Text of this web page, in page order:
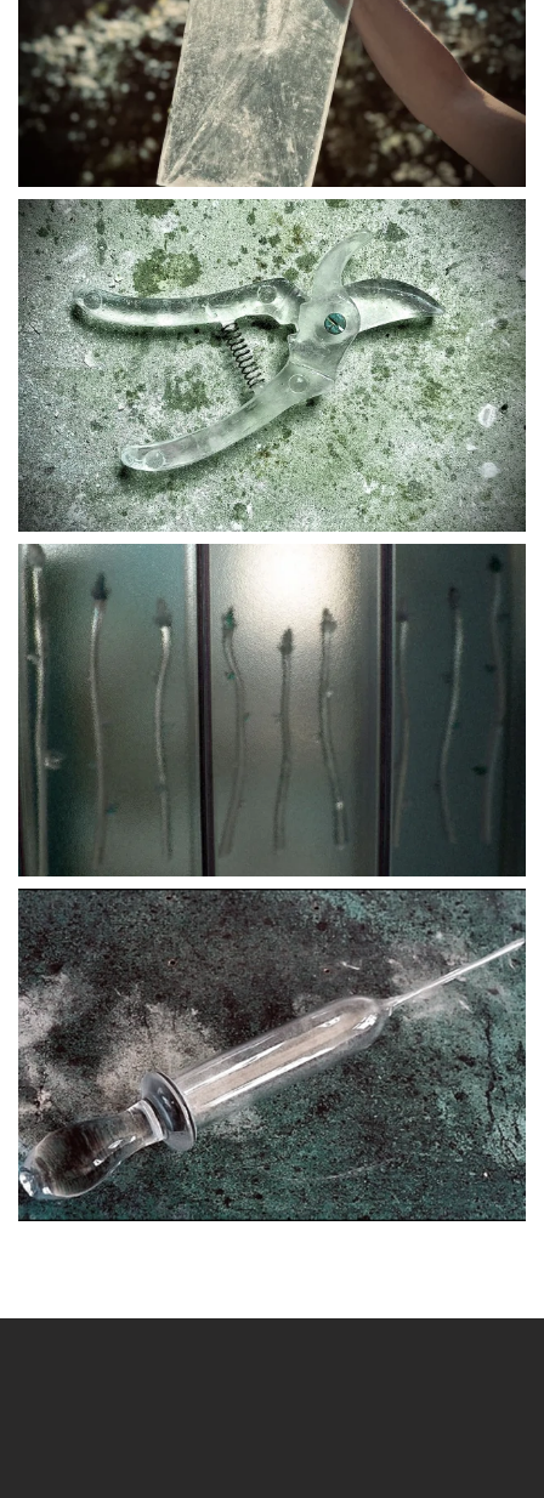
BLÄDDRA I GALLERI
BLÄDDRA I GALLERI
BLÄDDRA I GALLERI